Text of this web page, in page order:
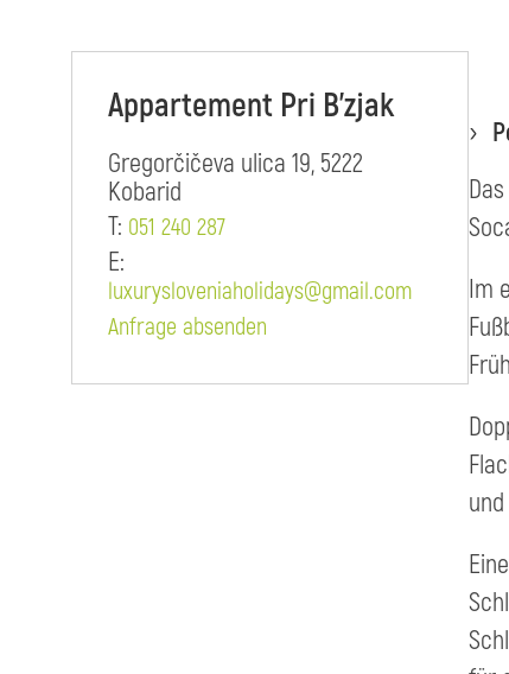
Appartement Pri B'zjak
Gregorčičeva ulica 19, 5222
Kobarid
T: 051 240 287
E:
luxurysloveniaholidays@gmail.com
Anfrage absenden
Im